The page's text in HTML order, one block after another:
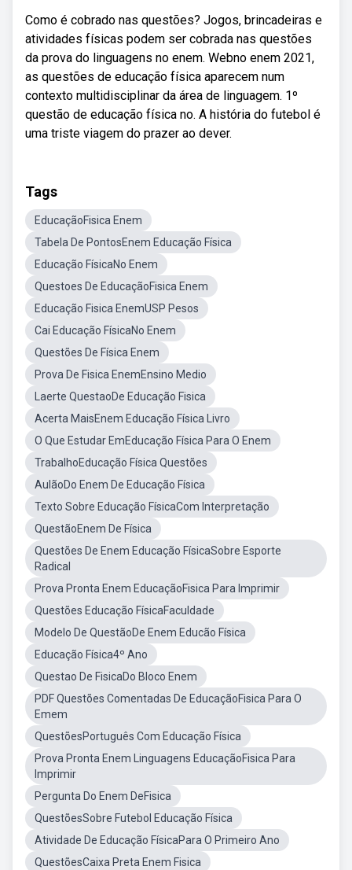
Como é cobrado nas questões? Jogos, brincadeiras e
atividades físicas podem ser cobrada nas questões
da prova do linguagens no enem. Webno enem 2021,
as questões de educação física aparecem num
contexto multidisciplinar da área de linguagem. 1º
questão de educação física no. A história do futebol é
uma triste viagem do prazer ao dever.
Tags
EducaçãoFisica Enem
Tabela De PontosEnem Educação Física
Educação FísicaNo Enem
Questoes De EducaçãoFisica Enem
Educação Fisica EnemUSP Pesos
Cai Educação FísicaNo Enem
Questões De Física Enem
Prova De Fisica EnemEnsino Medio
Laerte QuestaoDe Educação Fisica
Acerta MaisEnem Educação Física Livro
O Que Estudar EmEducação Física Para O Enem
TrabalhoEducação Física Questões
AulãoDo Enem De Educação Física
Texto Sobre Educação FísicaCom Interpretação
QuestãoEnem De Física
Questões De Enem Educação FísicaSobre Esporte
Radical
Prova Pronta Enem EducaçãoFisica Para Imprimir
Questões Educação FísicaFaculdade
Modelo De QuestãoDe Enem Educão Física
Educação Física4º Ano
Questao De FisicaDo Bloco Enem
PDF Questões Comentadas De EducaçãoFisica Para O
Emem
QuestõesPortuguês Com Educação Física
Prova Pronta Enem Linguagens EducaçãoFisica Para
Imprimir
Pergunta Do Enem DeFisica
QuestõesSobre Futebol Educação Física
Atividade De Educação FísicaPara O Primeiro Ano
QuestõesCaixa Preta Enem Fisica